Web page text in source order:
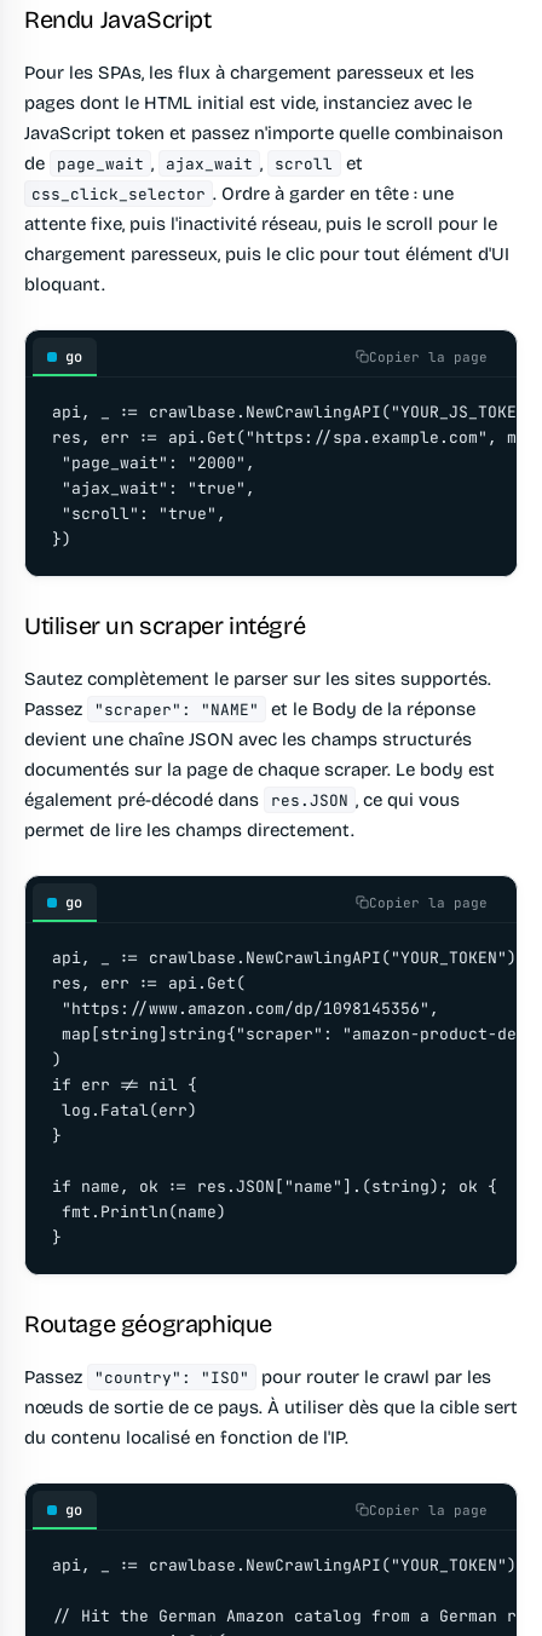
Rendu JavaScript
Pour les SPAs, les flux à chargement paresseux et les
pages dont le HTML initial est vide, instanciez avec le
JavaScript token et passez n'importe quelle combinaison
de
page_wait , ajax_wait , scroll et
css_click_selector . Ordre à garder en tête : une
attente fixe, puis l'inactivité réseau, puis le scroll pour le
chargement paresseux, puis le clic pour tout élément d'UI
bloquant.
go Copier la page
api, _ :=
res, err := api.Get("https://spa.example.com",
"page_wait": "2000",
"ajax_wait": "true",
"scroll": "true",
Utiliser un scraper intégré
Sautez complètement le parser sur les sites supportés.
Passez
"scraper": "NAME"
et le Body de la réponse
devient une chaîne JSON avec les champs structurés
documentés sur la page de chaque scraper. Le body est
également pré-décodé dans
res.JSON , ce qui vous
permet de lire les champs directement.
go Copier la page
api, _ := crawlbase.NewCrawlingAPI("YOUR_TOKEN")
res, err := api.Get(
"https://www.amazon.com/dp/1098145356",
map[string]string{"scraper": "amazon-product-
)
if err != nil {
log.Fatal(err)
}
if name, ok := res.JSON["name"].(string); ok {
fmt.Println(name)
Routage géographique
Passez "country": "ISO"
pour router le crawl par les
nœuds de sortie de ce pays. À utiliser dès que la cible sert
du contenu localisé en fonction de l'IP.
go Copier la page
api, _ := crawlbase.NewCrawlingAPI("YOUR_TOKEN")
// Hit the German Amazon catalog from a German